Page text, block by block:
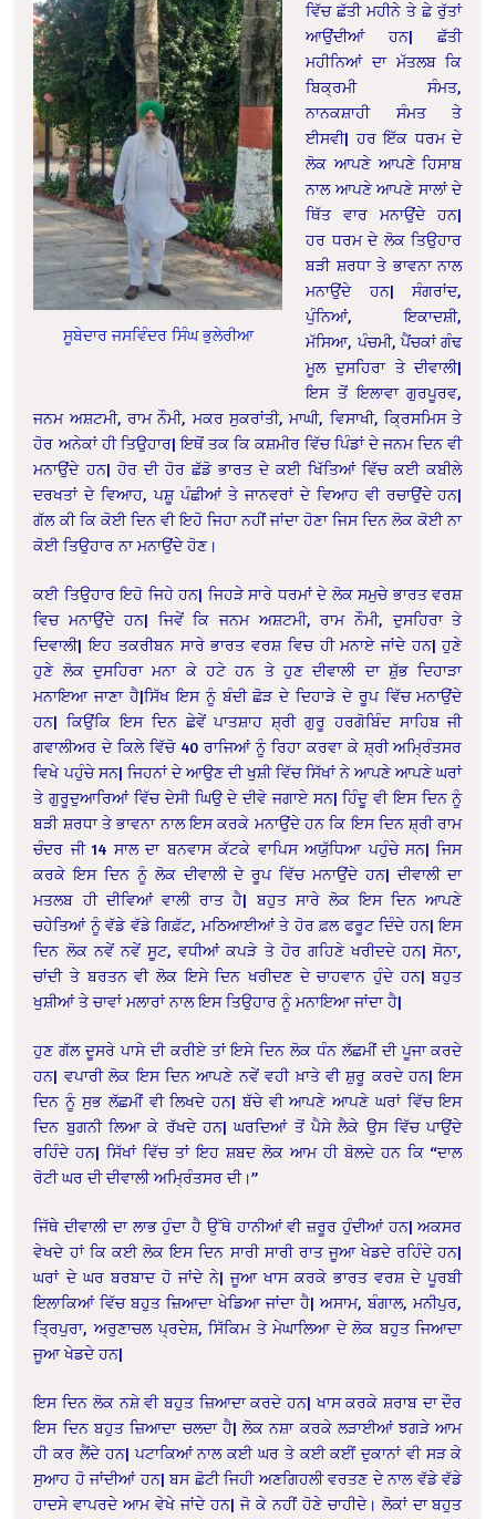
ਸੂਬੇਦਾਰ ਜਸਵਿੰਦਰ ਸਿੰਘ ਭੁਲੇਰੀਆ
ਵਿੱਚ ਛੱਤੀ ਮਹੀਨੇ ਤੇ ਛੇ ਰੁੱਤਾਂ
ਆਉਂਦੀਆਂ ਹਨ| ਛੱਤੀ
ਮਹੀਨਿਆਂ ਦਾ ਮੱਤਲਬ ਕਿ
ਬਿਕ੍ਰਮੀ ਸੰਮਤ,
ਨਾਨਕਸ਼ਾਹੀ ਸੰਮਤ ਤੇ
ਈਸਵੀ| ਹਰ ਇੱਕ ਧਰਮ ਦੇ
ਲੋਕ ਆਪਣੇ ਆਪਣੇ ਹਿਸਾਬ
ਨਾਲ ਆਪਣੇ ਆਪਣੇ ਸਾਲਾਂ ਦੇ
ਥਿੱਤ ਵਾਰ ਮਨਾਉਂਦੇ ਹਨ|
ਹਰ ਧਰਮ ਦੇ ਲੋਕ ਤਿਉਹਾਰ
ਬੜੀ ਸ਼ਰਧਾ ਤੇ ਭਾਵਨਾ ਨਾਲ
ਮਨਾਉਂਦੇ ਹਨ| ਸੰਗਰਾਂਦ,
ਪੁੰਨਿਆਂ, ਇਕਾਦਸ਼ੀ,
ਮੱਸਿਆ, ਪੰਚਮੀ, ਪੈਂਚਕਾਂ ਗੰਢ
ਮੂਲ ਦੁਸਹਿਰਾ ਤੇ ਦੀਵਾਲੀ|
ਇਸ ਤੋਂ ਇਲਾਵਾ ਗੁਰਪੂਰਵ,
ਜਨਮ ਅਸ਼ਟਮੀ, ਰਾਮ ਨੌਮੀ, ਮਕਰ ਸੁਕਰਾਂਤੀ, ਮਾਘੀ, ਵਿਸਾਖੀ, ਕ੍ਰਿਸਮਿਸ ਤੇ
ਹੋਰ ਅਨੇਕਾਂ ਹੀ ਤਿਉਹਾਰ| ਇਥੋਂ ਤਕ ਕਿ ਕਸ਼ਮੀਰ ਵਿੱਚ ਪਿੰਡਾਂ ਦੇ ਜਨਮ ਦਿਨ ਵੀ
ਮਨਾਉਂਦੇ ਹਨ| ਹੋਰ ਦੀ ਹੋਰ ਛੱਡੋ ਭਾਰਤ ਦੇ ਕਈ ਖਿੱਤਿਆਂ ਵਿੱਚ ਕਈ ਕਬੀਲੇ
ਦਰਖਤਾਂ ਦੇ ਵਿਆਹ, ਪਸ਼ੂ ਪੰਛੀਆਂ ਤੇ ਜਾਨਵਰਾਂ ਦੇ ਵਿਆਹ ਵੀ ਰਚਾਉਂਦੇ ਹਨ|
ਗੱਲ ਕੀ ਕਿ ਕੋਈ ਦਿਨ ਵੀ ਇਹੋ ਜਿਹਾ ਨਹੀਂ ਜਾਂਦਾ ਹੋਣਾ ਜਿਸ ਦਿਨ ਲੋਕ ਕੋਈ ਨਾ
ਕੋਈ ਤਿਉਹਾਰ ਨਾ ਮਨਾਉਂਦੇ ਹੋਣ।
ਕਈ ਤਿਉਹਾਰ ਇਹੋ ਜਿਹੇ ਹਨ| ਜਿਹੜੇ ਸਾਰੇ ਧਰਮਾਂ ਦੇ ਲੋਕ ਸਮੁਚੇ ਭਾਰਤ ਵਰਸ਼
ਵਿਚ ਮਨਾਉਂਦੇ ਹਨ| ਜਿਵੇਂ ਕਿ ਜਨਮ ਅਸ਼ਟਮੀ, ਰਾਮ ਨੌਮੀ, ਦੁਸਹਿਰਾ ਤੇ
ਦਿਵਾਲੀ| ਇਹ ਤਕਰੀਬਨ ਸਾਰੇ ਭਾਰਤ ਵਰਸ਼ ਵਿਚ ਹੀ ਮਨਾਏ ਜਾਂਦੇ ਹਨ| ਹੁਣੇ
ਹੁਣੇ ਲੋਕ ਦੁਸਹਿਰਾ ਮਨਾ ਕੇ ਹਟੇ ਹਨ ਤੇ ਹੁਣ ਦੀਵਾਲੀ ਦਾ ਸ਼ੁੱਭ ਦਿਹਾੜਾ
ਮਨਾਇਆ ਜਾਣਾ ਹੈ|ਸਿੱਖ ਇਸ ਨੂੰ ਬੰਦੀ ਛੋੜ ਦੇ ਦਿਹਾੜੇ ਦੇ ਰੂਪ ਵਿੱਚ ਮਨਾਉਂਦੇ
ਹਨ| ਕਿਉਂਕਿ ਇਸ ਦਿਨ ਛੇਵੇਂ ਪਾਤਸ਼ਾਹ ਸ਼੍ਰੀ ਗੁਰੂ ਹਰਗੋਬਿੰਦ ਸਾਹਿਬ ਜੀ
ਗਵਾਲੀਅਰ ਦੇ ਕਿਲੇ ਵਿੱਚੋ 40 ਰਾਜਿਆਂ ਨੂੰ ਰਿਹਾ ਕਰਵਾ ਕੇ ਸ਼੍ਰੀ ਅਮ੍ਰਿੰਤਸਰ
ਵਿਖੇ ਪਹੁੰਚੇ ਸਨ| ਜਿਹਨਾਂ ਦੇ ਆਉਣ ਦੀ ਖੁਸ਼ੀ ਵਿੱਚ ਸਿੱਖਾਂ ਨੇ ਆਪਣੇ ਆਪਣੇ ਘਰਾਂ
ਤੇ ਗੁਰੂਦੁਆਰਿਆਂ ਵਿੱਚ ਦੇਸੀ ਘਿਉ ਦੇ ਦੀਵੇ ਜਗਾਏ ਸਨ| ਹਿੰਦੂ ਵੀ ਇਸ ਦਿਨ ਨੂੰ
ਬੜੀ ਸ਼ਰਧਾ ਤੇ ਭਾਵਨਾ ਨਾਲ ਇਸ ਕਰਕੇ ਮਨਾਉਂਦੇ ਹਨ ਕਿ ਇਸ ਦਿਨ ਸ਼੍ਰੀ ਰਾਮ
ਚੰਦਰ ਜੀ 14 ਸਾਲ ਦਾ ਬਨਵਾਸ ਕੱਟਕੇ ਵਾਪਿਸ ਅਯੁੱਧਿਆ ਪਹੁੰਚੇ ਸਨ| ਜਿਸ
ਕਰਕੇ ਇਸ ਦਿਨ ਨੂੰ ਲੋਕ ਦੀਵਾਲੀ ਦੇ ਰੂਪ ਵਿੱਚ ਮਨਾਉਂਦੇ ਹਨ| ਦੀਵਾਲੀ ਦਾ
ਮਤਲਬ ਹੀ ਦੀਵਿਆਂ ਵਾਲੀ ਰਾਤ ਹੈ| ਬਹੁਤ ਸਾਰੇ ਲੋਕ ਇਸ ਦਿਨ ਆਪਣੇ
ਚਹੇਤਿਆਂ ਨੂੰ ਵੱਡੇ ਵੱਡੇ ਗਿਫ਼ੱਟ, ਮਠਿਆਈਆਂ ਤੇ ਹੋਰ ਫ਼ਲ ਫਰੂਟ ਦਿੰਦੇ ਹਨ| ਇਸ
ਦਿਨ ਲੋਕ ਨਵੇਂ ਨਵੇਂ ਸੂਟ, ਵਧੀਆਂ ਕਪੜੇ ਤੇ ਹੋਰ ਗਹਿਣੇ ਖਰੀਦਦੇ ਹਨ| ਸੋਨਾ,
ਚਾਂਦੀ ਤੇ ਬਰਤਨ ਵੀ ਲੋਕ ਇਸੇ ਦਿਨ ਖਰੀਦਣ ਦੇ ਚਾਹਵਾਨ ਹੁੰਦੇ ਹਨ| ਬਹੁਤ
ਖੁਸ਼ੀਆਂ ਤੇ ਚਾਵਾਂ ਮਲਾਰਾਂ ਨਾਲ ਇਸ ਤਿਉਹਾਰ ਨੂੰ ਮਨਾਇਆ ਜਾਂਦਾ ਹੈ|
ਹੁਣ ਗੱਲ ਦੂਸਰੇ ਪਾਸੇ ਦੀ ਕਰੀਏ ਤਾਂ ਇਸੇ ਦਿਨ ਲੋਕ ਧੰਨ ਲੱਛਮੀਂ ਦੀ ਪੂਜਾ ਕਰਦੇ
ਹਨ| ਵਪਾਰੀ ਲੋਕ ਇਸ ਦਿਨ ਆਪਣੇ ਨਵੇਂ ਵਹੀ ਖ਼ਾਤੇ ਵੀ ਸ਼ੁਰੂ ਕਰਦੇ ਹਨ| ਇਸ
ਦਿਨ ਨੂੰ ਸੁਭ ਲੱਛਮੀਂ ਵੀ ਲਿਖਦੇ ਹਨ| ਬੱਚੇ ਵੀ ਆਪਣੇ ਆਪਣੇ ਘਰਾਂ ਵਿੱਚ ਇਸ
ਦਿਨ ਬੁਗਨੀ ਲਿਆ ਕੇ ਰੱਖਦੇ ਹਨ| ਘਰਦਿਆਂ ਤੋਂ ਪੈਸੇ ਲੈਕੇ ਉਸ ਵਿੱਚ ਪਾਉਂਦੇ
ਰਹਿੰਦੇ ਹਨ| ਸਿੱਖਾਂ ਵਿੱਚ ਤਾਂ ਇਹ ਸ਼ਬਦ ਲੋਕ ਆਮ ਹੀ ਬੋਲਦੇ ਹਨ ਕਿ “ਦਾਲ
ਰੋਟੀ ਘਰ ਦੀ ਦੀਵਾਲੀ ਅਮ੍ਰਿੰਤਸਰ ਦੀ।”
ਜਿੱਥੇ ਦੀਵਾਲੀ ਦਾ ਲਾਭ ਹੁੰਦਾ ਹੈ ਉੱਥੇ ਹਾਨੀਆਂ ਵੀ ਜ਼ਰੂਰ ਹੁੰਦੀਆਂ ਹਨ| ਅਕਸਰ
ਵੇਖਦੇ ਹਾਂ ਕਿ ਕਈ ਲੋਕ ਇਸ ਦਿਨ ਸਾਰੀ ਸਾਰੀ ਰਾਤ ਜੂਆ ਖੇਡਦੇ ਰਹਿੰਦੇ ਹਨ|
ਘਰਾਂ ਦੇ ਘਰ ਬਰਬਾਦ ਹੋ ਜਾਂਦੇ ਨੇ| ਜੂਆ ਖਾਸ ਕਰਕੇ ਭਾਰਤ ਵਰਸ਼ ਦੇ ਪੂਰਬੀ
ਇਲਾਕਿਆਂ ਵਿੱਚ ਬਹੁਤ ਜ਼ਿਆਦਾ ਖੇਡਿਆ ਜਾਂਦਾ ਹੈ| ਅਸਾਮ, ਬੰਗਾਲ, ਮਨੀਪੁਰ,
ਤ੍ਰਿਪੁਰਾ, ਅਰੁਣਾਚਲ ਪ੍ਰਦੇਸ਼, ਸਿੱਕਿਮ ਤੇ ਮੇਘਾਲਿਆ ਦੇ ਲੋਕ ਬਹੁਤ ਜਿਆਦਾ
ਜੂਆ ਖੇਡਦੇ ਹਨ|
ਇਸ ਦਿਨ ਲੋਕ ਨਸ਼ੇ ਵੀ ਬਹੁਤ ਜ਼ਿਆਦਾ ਕਰਦੇ ਹਨ| ਖਾਸ ਕਰਕੇ ਸ਼ਰਾਬ ਦਾ ਦੌਰ
ਇਸ ਦਿਨ ਬਹੁਤ ਜ਼ਿਆਦਾ ਚਲਦਾ ਹੈ| ਲੋਕ ਨਸ਼ਾ ਕਰਕੇ ਲੜਾਈਆਂ ਝਗੜੇ ਆਮ
ਹੀ ਕਰ ਲੈਂਦੇ ਹਨ| ਪਟਾਕਿਆਂ ਨਾਲ ਕਈ ਘਰ ਤੇ ਕਈ ਕਈਂ ਦੁਕਾਨਾਂ ਵੀ ਸੜ ਕੇ
ਸੁਆਹ ਹੋ ਜਾਂਦੀਆਂ ਹਨ| ਬਸ ਛੋਟੀ ਜਿਹੀ ਅਣਗਿਹਲੀ ਵਰਤਣ ਦੇ ਨਾਲ ਵੱਡੇ ਵੱਡੇ
ਹਾਦਸੇ ਵਾਪਰਦੇ ਆਮ ਵੇਖੇ ਜਾਂਦੇ ਹਨ| ਜੋ ਕੇ ਨਹੀਂ ਹੋਣੇ ਚਾਹੀਦੇ। ਲੋਕਾਂ ਦਾ ਬਹੁਤ